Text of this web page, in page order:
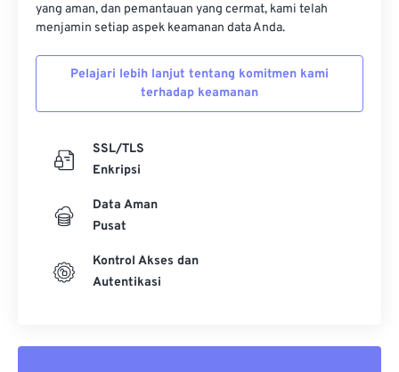
yang aman, dan pemantauan yang cermat, kami telah
menjamin setiap aspek keamanan data Anda.
Pelajari lebih lanjut tentang komitmen kami
terhadap keamanan
SSL/TLS
Enkripsi
Data Aman
Pusat
Kontrol Akses dan
Autentikasi